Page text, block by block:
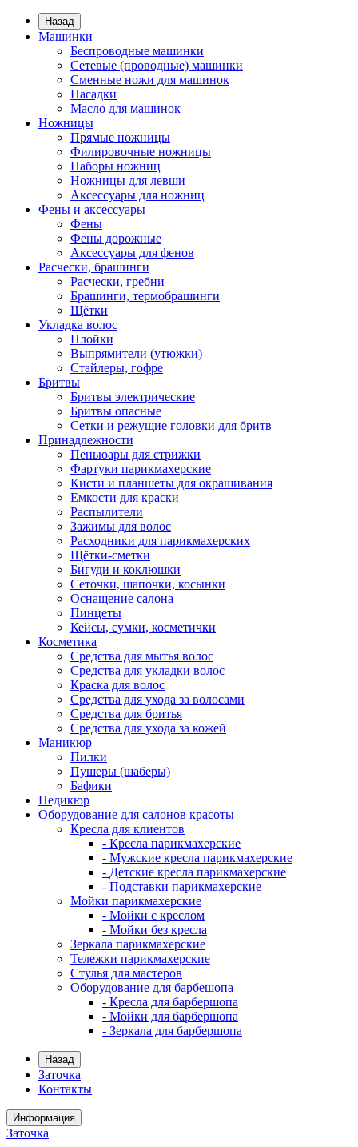
Назад
Машинки
Беспроводные машинки
Сетевые (проводные) машинки
Сменные ножи для машинок
Насадки
Масло для машинок
Ножницы
Прямые ножницы
Филировочные ножницы
Наборы ножниц
Ножницы для левши
Аксессуары для ножниц
Фены и аксессуары
Фены
Фены дорожные
Аксессуары для фенов
Расчески, брашинги
Расчески, гребни
Брашинги, термобрашинги
Щётки
Укладка волос
Плойки
Выпрямители (утюжки)
Стайлеры, гофре
Бритвы
Бритвы электрические
Бритвы опасные
Сетки и режущие головки для бритв
Принадлежности
Пеньюары для стрижки
Фартуки парикмахерские
Кисти и планшеты для окрашивания
Емкости для краски
Распылители
Зажимы для волос
Расходники для парикмахерских
Щётки-сметки
Бигуди и коклюшки
Сеточки, шапочки, косынки
Оснащение салона
Пинцеты
Кейсы, сумки, косметички
Косметика
Средства для мытья волос
Средства для укладки волос
Краска для волос
Средства для ухода за волосами
Средства для бритья
Средства для ухода за кожей
Маникюр
Пилки
Пушеры (шаберы)
Бафики
Педикюр
Оборудование для салонов красоты
Кресла для клиентов
- Кресла парикмахерские
- Мужские кресла парикмахерские
- Детские кресла парикмахерские
- Подставки парикмахерские
Мойки парикмахерские
- Мойки с креслом
- Мойки без кресла
Зеркала парикмахерские
Тележки парикмахерские
Стулья для мастеров
Оборудование для барбешопа
- Кресла для барбершопа
- Мойки для барбершопа
- Зеркала для барбершопа
Назад
Заточка
Контакты
Информация
Заточка